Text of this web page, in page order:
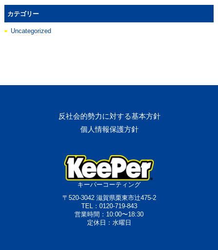
カテゴリー
Uncategorized
反社会的勢力に対する基本方針
個人情報保護方針
キーパーコーティング
〒520-3042 滋賀県栗東市辻475-2
TEL：0120-719-843
営業時間：10:00〜18:30
定休日：水曜日